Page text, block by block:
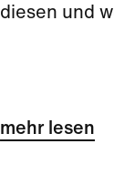
diesen und
mehr lesen